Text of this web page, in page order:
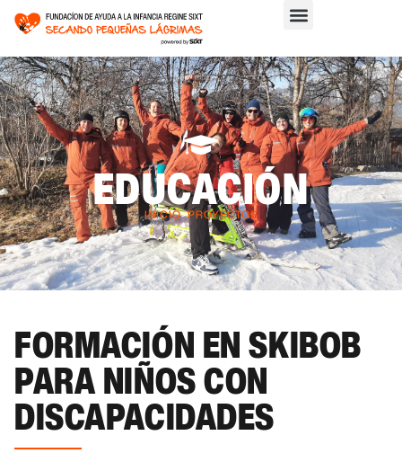
EDUCACIÓN
INICIO>PROYECTOS
FORMACIÓN EN SKIBOB
PARA NIÑOS CON
DISCAPACIDADES